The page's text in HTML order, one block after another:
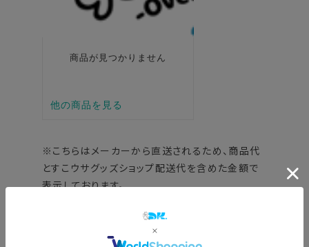
※こちらはメーカーから直送されるため、商品代
とすこウサグッズショップ配送代を含めた金額で
表示しております。